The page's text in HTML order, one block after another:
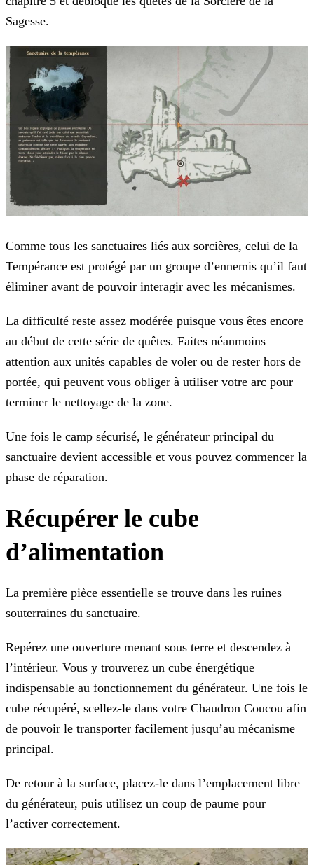
Sagesse.
Comme tous les sanctuaires liés aux sorcières, celui de la
Tempérance est protégé par un groupe d’ennemis qu’il faut
éliminer avant de pouvoir interagir avec les mécanismes.
La difficulté reste assez modérée puisque vous êtes encore
au début de cette série de quêtes. Faites néanmoins
attention aux unités capables de voler ou de rester hors de
portée, qui peuvent vous obliger à utiliser votre arc pour
terminer le nettoyage de la zone.
Une fois le camp sécurisé, le générateur principal du
sanctuaire devient accessible et vous pouvez commencer la
phase de réparation.
Récupérer le cube
d’alimentation
La première pièce essentielle se trouve dans les ruines
souterraines du sanctuaire.
Repérez une ouverture menant sous terre et descendez à
l’intérieur. Vous y trouverez un cube énergétique
indispensable au fonctionnement du générateur. Une fois le
cube récupéré, scellez-le dans votre Chaudron Coucou afin
de pouvoir le transporter facilement jusqu’au mécanisme
principal.
De retour à la surface, placez-le dans l’emplacement libre
du générateur, puis utilisez un coup de paume pour
l’activer correctement.